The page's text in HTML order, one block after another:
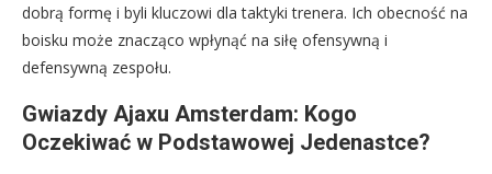
dobrą formę i byli kluczowi dla taktyki trenera. Ich obecność na
boisku może znacząco wpłynąć na siłę ofensywną i
defensywną zespołu.
Gwiazdy Ajaxu Amsterdam: Kogo
Oczekiwać w Podstawowej Jedenastce?